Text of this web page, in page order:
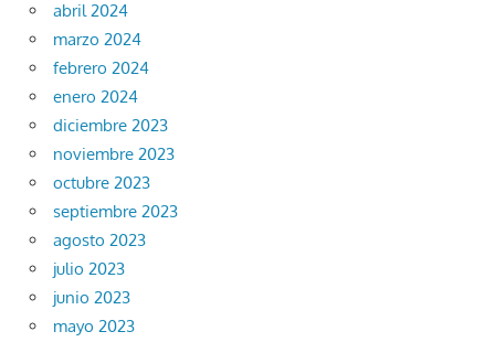
abril 2024
marzo 2024
febrero 2024
enero 2024
diciembre 2023
noviembre 2023
octubre 2023
septiembre 2023
agosto 2023
julio 2023
junio 2023
mayo 2023